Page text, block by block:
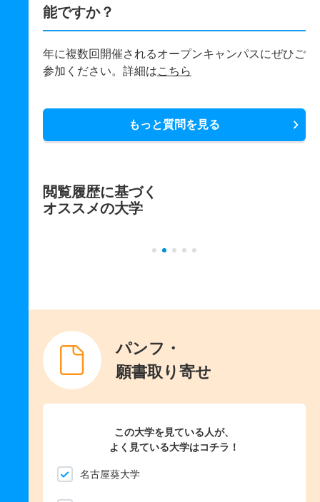
能ですか？
年に複数回開催されるオープンキャンパスにぜひご
参加ください。詳細はこちら
もっと質問を見る
閲覧履歴に基づく
オススメの大学
パンフ・
願書取り寄せ
この大学を見ている人が、
よく見ている大学はコチラ！
名古屋葵大学